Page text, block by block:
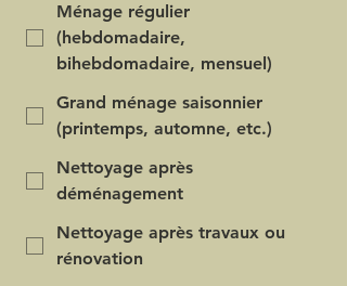
Ménage régulier
(hebdomadaire,
bihebdomadaire, mensuel)
Grand ménage saisonnier
(printemps, automne, etc.)
Nettoyage après
déménagement
Nettoyage après travaux ou
rénovation